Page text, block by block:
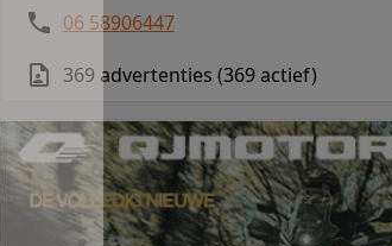
06 58906447
369 advertenties (369 actief)